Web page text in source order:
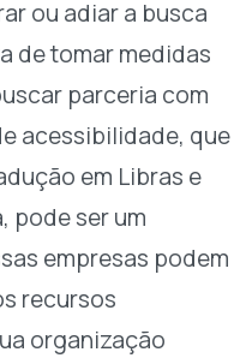
ou adiar a busca
de tomar medidas
parceria com
acessibilidade, que
em Libras e
pode ser um
empresas podem
recursos
organização